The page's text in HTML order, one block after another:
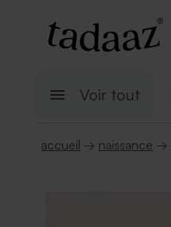
Voir tout
accueil → naissance →